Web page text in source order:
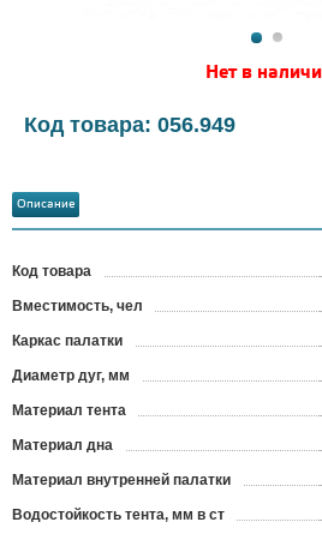
Нет в
Код товара: 056.949
Описание
Код товара
Вместимость, чел
Каркас палатки
Диаметр дуг, мм
Материал тента
Материал дна
Материал внутренней палатки
Водостойкость тента, мм в ст